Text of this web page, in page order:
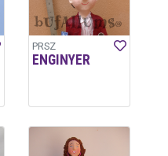
PRSZ
ENGINYER